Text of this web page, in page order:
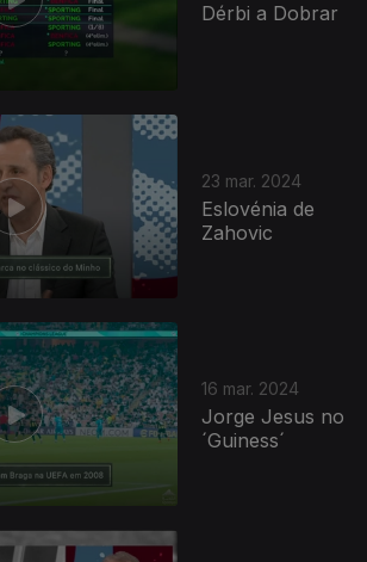
Dérbi a Dobrar
23 mar. 2024
Eslovénia de
Zahovic
16 mar. 2024
Jorge Jesus no
´Guiness´